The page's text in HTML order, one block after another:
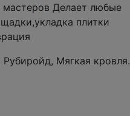
Делает любые
плитки
Мягкая кровля.